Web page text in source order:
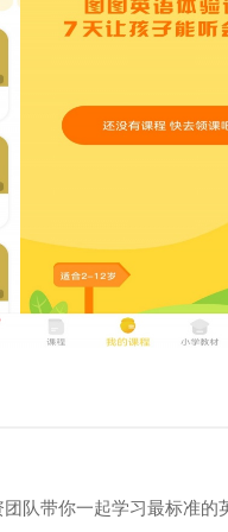
队带你一起学习最标准